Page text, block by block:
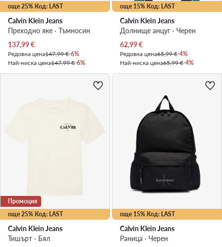
още 25% Код: LAST
Calvin Klein Jeans
Преходно яке · Тъмносин
Актуална цена
137,99€
Редовна цена147,99 €-6%
Най-ниска цена147,99 €-6%
още 15% Код: LAST
Calvin Klein Jeans
Долнище анцуг · Черен
Актуална цена
62,99€
Редовна цена65,99 €-4%
Най-ниска цена65,99 €-4%
още 25% Код: LAST
Промоция
Calvin Klein Jeans
Тишърт · Бял
още 15% Код: LAST
Calvin Klein Jeans
Раница · Черен